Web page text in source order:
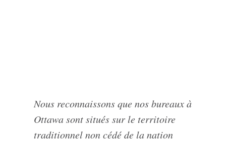
Nous reconnaissons que nos bureaux à
Ottawa sont situés sur le territoire
traditionnel non cédé de la nation